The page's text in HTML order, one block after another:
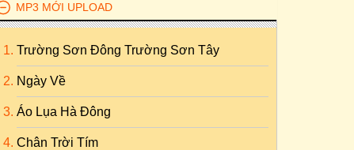
MP3 MỚI UPLOAD
Trường Sơn Đông Trường Sơn Tây
Ngày Về
Áo Lụa Hà Đông
Chân Trời Tím